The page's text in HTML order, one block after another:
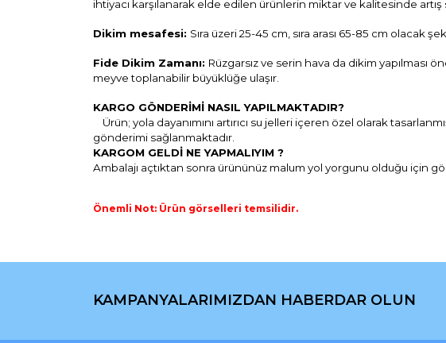
ihtiyacı karşılanarak elde edilen ürünlerin miktar ve kalitesinde artış
Dikim mesafesi: Sıra üzeri 25-45 cm, sıra arası 65-85 cm olacak
Fide Dikim Zamanı: Rüzgarsız ve serin hava da dikim yapılması
meyve toplanabilir büyüklüğe ulaşır.
KARGO GÖNDERİMİ NASIL YAPILMAKTADIR?
Ürün; yola dayanımını artırıcı su jelleri içeren özel olarak
gönderimi sağlanmaktadır.
KARGOM GELDİ NE YAPMALIYIM ?
Ambalajı açtıktan sonra ürününüz malum yol yorgunu olduğu için
Önemli Not: Ürün görselleri temsilidir.
Görüş ve önerileriniz için teşekkür ederiz.
Ürün resmi kalitesiz, bozuk veya görüntülenemiyor.
KAMPANYALARIMIZDAN HABERDAR OLUN